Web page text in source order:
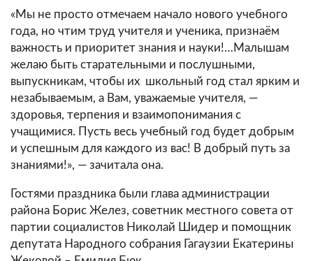
«Мы не просто отмечаем начало нового учебного
года, но чтим труд учителя и ученика, признаём
важность и приоритет знания и науки!…Малышам
желаю быть старательными и послушными,
выпускникам, чтобы их школьный год стал ярким и
незабываемым, а Вам, уважаемые учителя, —
здоровья, терпения и взаимопонимания с
учащимися. Пусть весь учебный год будет добрым
и успешным для каждого из вас! В добрый путь за
знаниями!», — зачитала она.
Гостями праздника были глава администрации
района Борис Желез, советник местного совета от
партии социалистов Николай Шидер и помощник
депутата Народного собрания Гагаузии Екатерины